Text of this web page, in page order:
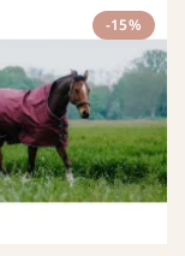
-15%